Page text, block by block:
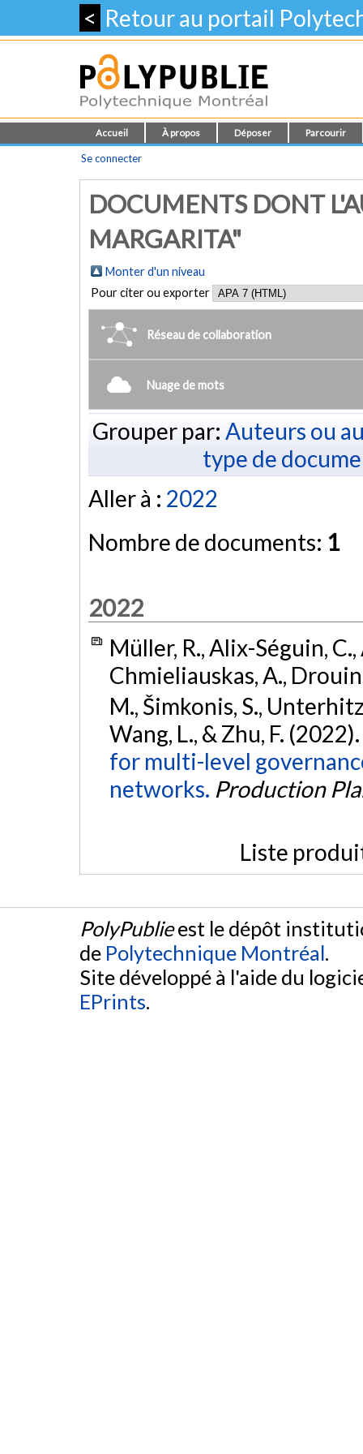
< Retour au portail
Accueil À propos Déposer Parcourir
Se connecter
DOCUMENTS DONT
MARGARITA"
Monter d'un niveau
Pour citer ou exporter
Réseau de collaboration
Nuage de mots
Grouper par: Auteurs ou
type de
Aller à : 2022
Nombre de documents: 1
2022
Müller, R., Alix-Séguin,
Chmieliauskas, A.,
M., Šimkonis, S.,
Wang, L., & Zhu, F. (2022).
for multi-level
networks. Production
Liste
PolyPublieest le dépôt
de Polytechnique Montréal.
Site développé à l'aide du
EPrints.